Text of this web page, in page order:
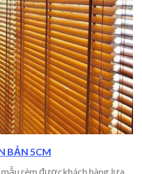
BẢN 5CM
rèm đượckhách hàng lựa